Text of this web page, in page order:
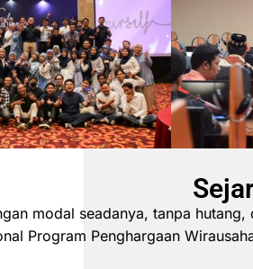
modal seadanya, tanpa hutang,
Program Penghargaan